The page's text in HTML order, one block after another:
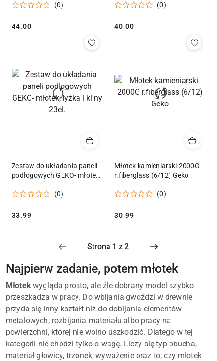
(0)
Cena:
44.00
(0)
Cena:
40.00
Zestaw do układania paneli
podłogowych GEKO- młotek,
(0)
Cena:
33.99
Młotek kamieniarski 2000G
r.fiberglass (6/12) Geko
(0)
Cena:
30.99
Najpierw zadanie, potem młotek
Młotekwygląda prosto, ale źle dobrany model szybko
przeszkadza w pracy. Do wbijania gwoździ w drewnie
przyda się inny kształt niż do dobijania elementów
metalowych, rozbijania materiału albo pracy na
powierzchni, której nie wolno uszkodzić. Dlatego w tej
kategorii nie chodzi tylko o wagę. Liczy się typ obucha,
materiał głowicy, trzonek, wyważenie oraz to, czy młotek